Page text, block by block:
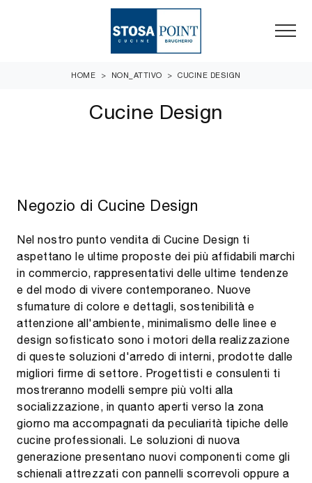
HOME > NON_ATTIVO > CUCINE DESIGN
Cucine Design
Negozio di Cucine Design
Nel nostro punto vendita di Cucine Design ti
aspettano le ultime proposte dei più affidabili marchi
in commercio, rappresentativi delle ultime tendenze
e del modo di vivere contemporaneo. Nuove
sfumature di colore e dettagli, sostenibilità e
attenzione all'ambiente, minimalismo delle linee e
design sofisticato sono i motori della realizzazione
di queste soluzioni d'arredo di interni, prodotte dalle
migliori firme di settore. Progettisti e consulenti ti
mostreranno modelli sempre più volti alla
socializzazione, in quanto aperti verso la zona
giorno ma accompagnati da peculiarità tipiche delle
cucine professionali. Le soluzioni di nuova
generazione presentano nuovi componenti come gli
schienali attrezzati con pannelli scorrevoli oppure a